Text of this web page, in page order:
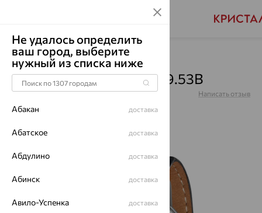
Главная Каталог Часы
Часы, серебро, 1358.0.19.53B
Артикул:1358.0.19.53B Написать отзыв
Не удалось определить
ваш город, выберите
нужный из списка ниже
Абакан доставка
Абатское доставка
Абдулино доставка
Абинск доставка
Авило-Успенка доставка